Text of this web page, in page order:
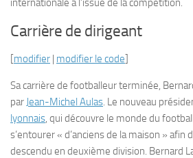
internationale à l’issue de la compétition.
Carrière de dirigeant
[modifier | modifier le code]
Sa carrière de footballeur terminée,
par Jean-Michel Aulas. Le nouveau
lyonnais, qui découvre le monde du
s’entourer « d’anciens de la maison » afin
descendu en deuxième division. Bernard